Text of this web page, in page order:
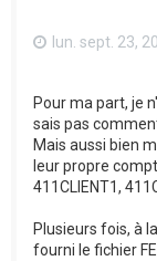
lun. sept. 23,
Pour ma part, je
sais pas
Mais aussi bien
leur propre
411CLIENT1,
Plusieurs fois, à
fourni le fichier